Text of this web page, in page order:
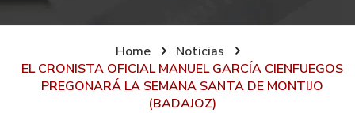
Home
Noticias
EL CRONISTA OFICIAL MANUEL GARCÍA CIENFUEGOS
PREGONARÁ LA SEMANA SANTA DE MONTIJO
(BADAJOZ)